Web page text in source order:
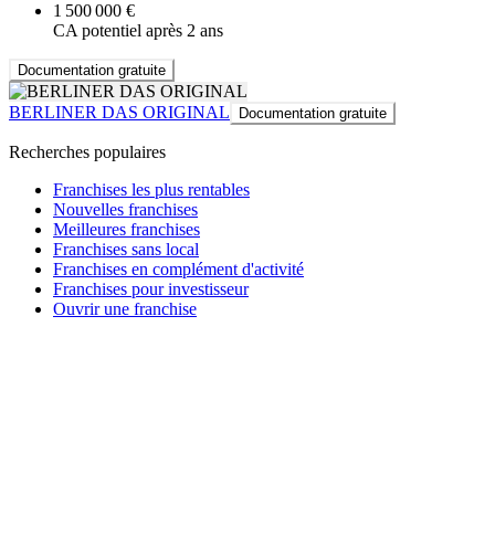
1 500 000 €
CA potentiel après 2 ans
Documentation gratuite
BERLINER DAS ORIGINAL Documentation gratuite
Recherches populaires
Franchises les plus rentables
Nouvelles franchises
Meilleures franchises
Franchises sans local
Franchises en complément d'activité
Franchises pour investisseur
Ouvrir une franchise